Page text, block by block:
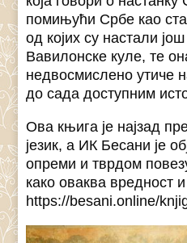
помињући Србе као
од којих су настали
Вавилонске куле, те
недвосмислено утиче
до сада доступним
Ова књига је најзад
језик, а ИК Бесани је
опреми и тврдом
како оваква вредност
https://besani.online/